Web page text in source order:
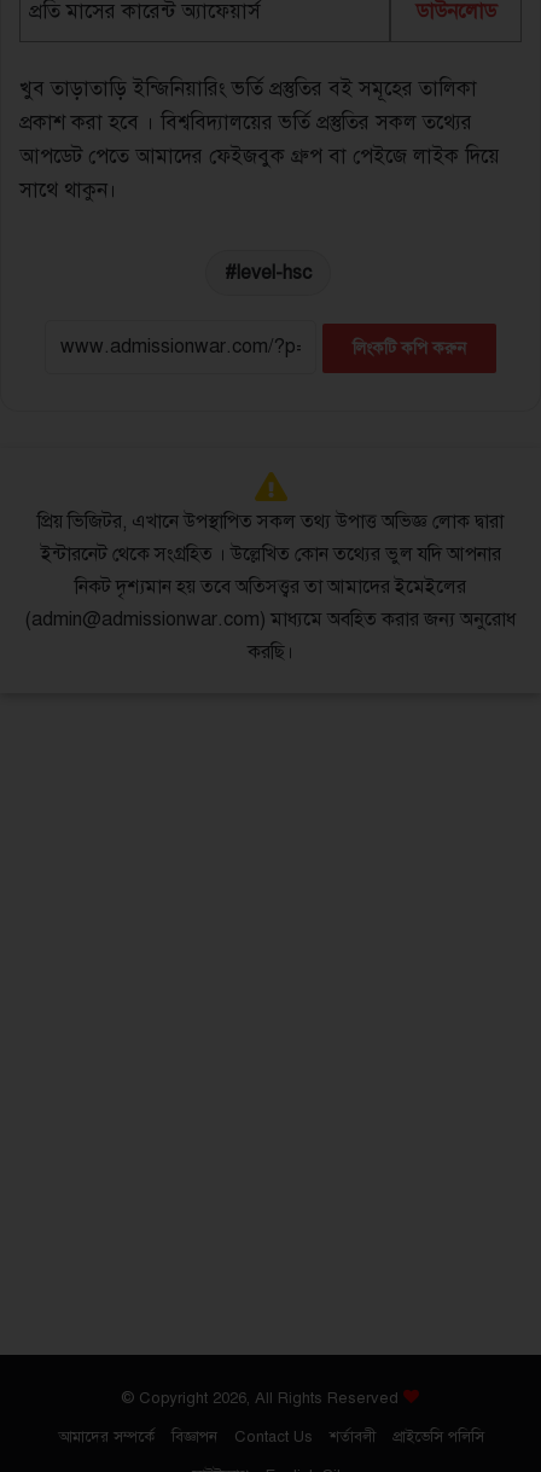
প্রতি মাসের কারেন্ট অ্যাফেয়ার্স ডাউনলোড
খুব তাড়াতাড়ি ইন্জিনিয়ারিং ভর্তি প্রস্তুতির বই সমূহের তালিকা
প্রকাশ করা হবে । বিশ্ববিদ্যালয়ের ভর্তি প্রস্তুতির সকল তথ্যের
আপডেট পেতে আমাদের ফেইজবুক গ্রুপ বা পেইজে লাইক দিয়ে
সাথে থাকুন।
level-hsc
লিংকটি কপি করুন
প্রিয় ভিজিটর, এখানে উপস্থাপিত সকল তথ্য উপাত্ত অভিজ্ঞ লোক দ্বারা
ইন্টারনেট থেকে সংগ্রহিত । উল্লেখিত কোন তথ্যের ভুল যদি আপনার
নিকট দৃশ্যমান হয় তবে অতিসত্ত্বর তা আমাদের ইমেইলের
(admin@admissionwar.com) মাধ্যমে অবহিত করার জন্য অনুরোধ
করছি।
© Copyright 2026, All Rights Reserved
আমাদের সম্পর্কে
বিজ্ঞাপন Contact Us শর্তাবলী
প্রাইভেসি পলিসি